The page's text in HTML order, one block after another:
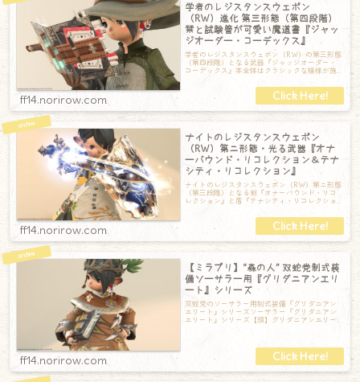
学者のレジスタンスウェポン
（RW）進化 第三形態（第四段階）
栞と試験管が可愛い魔道書『ジャッ
ジオーダー・コーデックス』
学者のレジスタンスウェポン（RW）の第三形態
（第四段階）となる武器『ジャッジオーダー・
コーデックス』本全体はクラシックな模様が施
ff14.norirow.com
ナイトのレジスタンスウェポン
（RW）第ニ形態・光る武器『オナ
ーバウンド・リコレクション＆テナ
シティ・リコレクション』
ナイトのレジスタンスウェポン（RW）第ニ形態
（第三段階）となる剣『オナーバウンド・リコ
レクション』と盾『テナシティ・リコレクショ
ff14.norirow.com
【ミラプリ】“森の人” 双蛇党制式装
備ソーサラー用『グリダニアンエリ
ート』シリーズ
双蛇党のソーサラー用制式装備『グリダニアン
エリート』シリーズソーサラー『グリダニアン
エリート』シリーズ【頭】グリダニアンエリー
ff14.norirow.com